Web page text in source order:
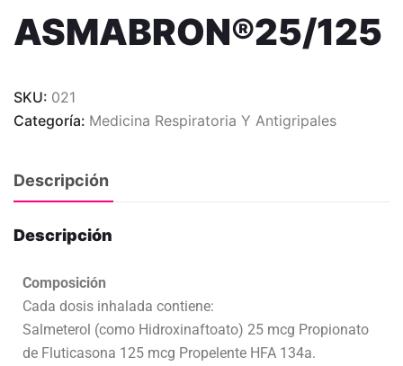
ASMABRON®25/125
SKU: 021
Categoría: Medicina Respiratoria Y Antigripales
Descripción
Descripción
Composición
Cada dosis inhalada contiene:
Salmeterol (como Hidroxinaftoato) 25 mcg Propionato
de Fluticasona 125 mcg Propelente HFA 134a.